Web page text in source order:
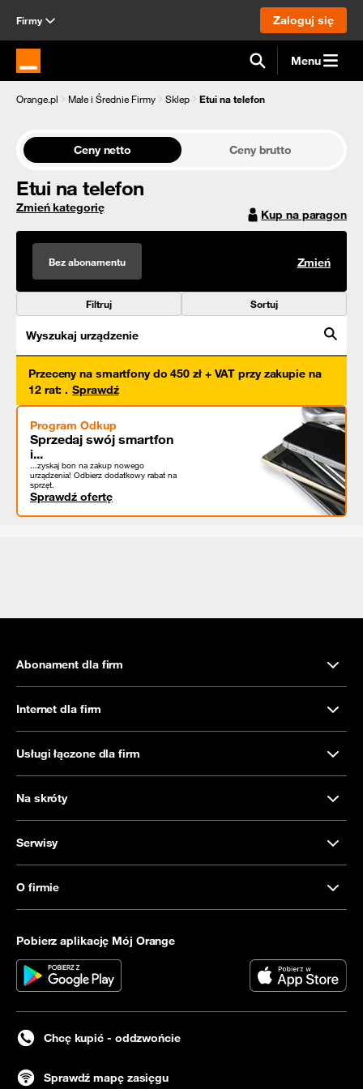
Firmy Zaloguj się
Strona główna Orange.pl Menu
Orange.pl Małe i Średnie Firmy Sklep Etui na telefon
Ceny netto Ceny brutto
Etui na telefon
Zmień kategorię Kup na paragon
Bez abonamentu Zmień
Filtruj Sortuj
Wyszukaj urządzenie
Przeceny na smartfony do 450 zł + VAT przy zakupie na
12 rat: . Sprawdź
Program Odkup
Sprzedaj swój smartfon
i...
...zyskaj bon na zakup nowego
urządzenia! Odbierz dodatkowy rabat na
sprzęt.
Sprawdź ofertę
Abonament dla firm
Internet dla firm
Usługi łączone dla firm
Na skróty
Serwisy
O firmie
Pobierz aplikację Mój Orange
Chcę kupić - oddzwońcie
Sprawdź mapę zasięgu